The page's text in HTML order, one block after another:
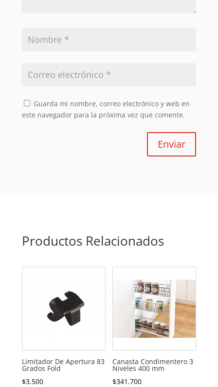
Guarda mi nombre, correo electrónico y web en
este navegador para la próxima vez que comente.
Enviar
Productos Relacionados
Limitador De Apertura 83
Grados Fold
$3.500
Canasta Condimentero 3
Niveles 400 mm
$341.700